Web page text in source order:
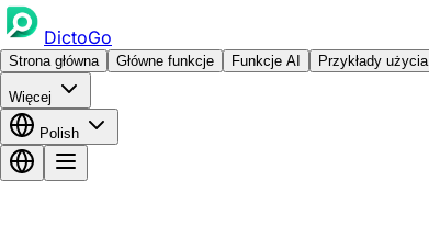
DictoGo
Strona główna Główne funkcje Funkcje AI Przykłady użycia
Więcej
Polish